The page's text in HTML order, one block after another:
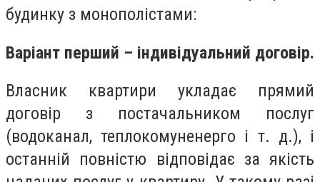
будинку з монополістами:
Варіант перший – індивідуальний договір.
Власник квартири укладає прямий
договір з постачальником послуг
(водоканал, теплокомуненерго і т. д.), і
останній повністю відповідає за якість